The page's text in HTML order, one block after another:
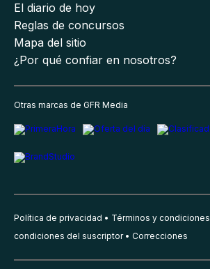
El diario de hoy
Reglas de concursos
Mapa del sitio
¿Por qué confiar en nosotros?
Otras marcas de GFR Media
Política de privacidad Términos y condiciones
condiciones del suscriptor
Correcciones